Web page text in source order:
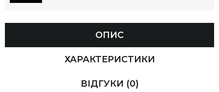
ОПИС
ХАРАКТЕРИСТИКИ
ВІДГУКИ (0)